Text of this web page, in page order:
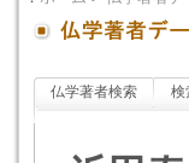
仏学著者検索 検